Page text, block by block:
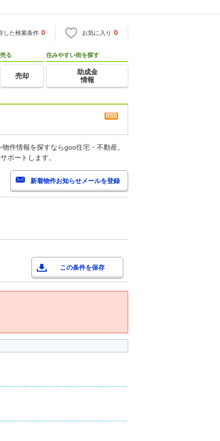
した検索条件 0 お気に入り 0
売る
売却
住みやすい街を探す
助成金
情報
件情報を探すならgoo住宅・不動産。
ポートします。
この条件を保存